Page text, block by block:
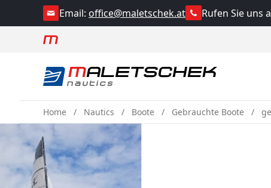
Email: office@maletschek.at Rufen Sie uns
Home Nautics Boote Gebrauchte Boote